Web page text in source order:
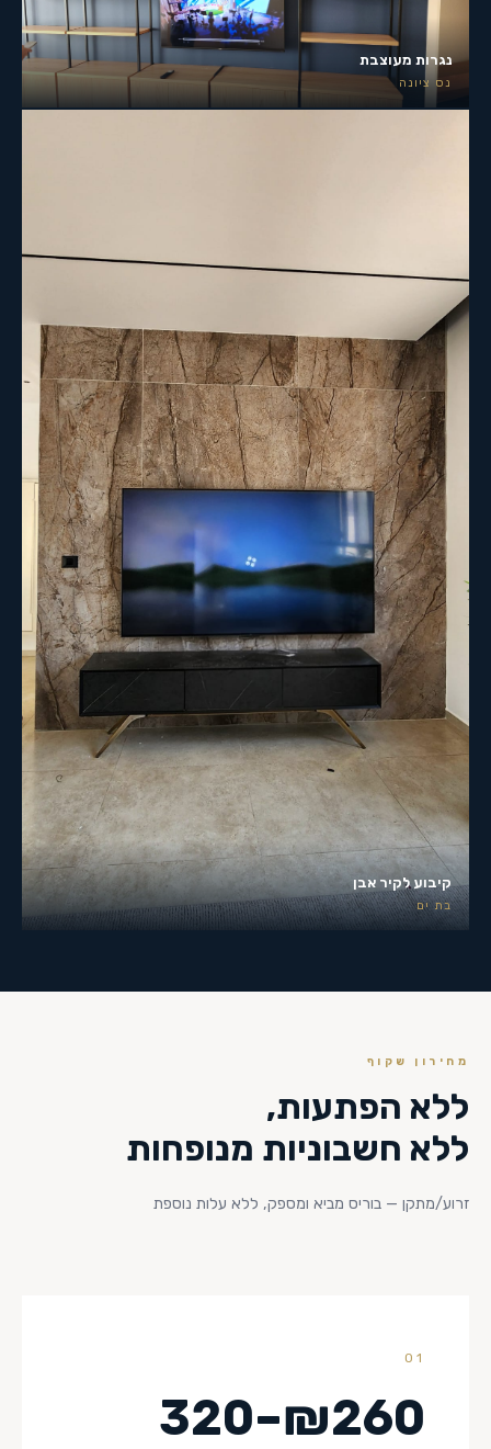
נגרות מעוצבת
נס ציונה
קיבוע לקיר אבן
בת ים
מחירון שקוף
ללא הפתעות,
ללא חשבוניות מנופחות
זרוע/מתקן — בוריס מביא ומספק, ללא עלות נוספת
01
₪260–320